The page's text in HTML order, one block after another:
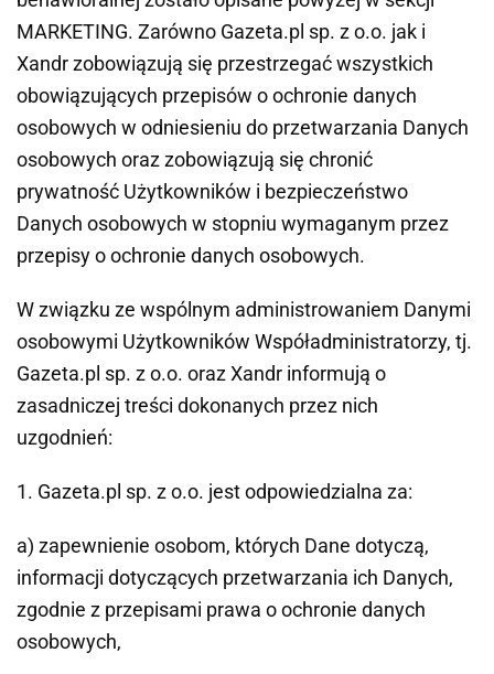
MARKETING. Zarówno Gazeta.pl sp. z o.o. jak i
Xandr zobowiązują się przestrzegać wszystkich
obowiązujących przepisów o ochronie danych
osobowych w odniesieniu do przetwarzania Danych
osobowych oraz zobowiązują się chronić
prywatność Użytkowników i bezpieczeństwo
Danych osobowych w stopniu wymaganym przez
przepisy o ochronie danych osobowych.
W związku ze wspólnym administrowaniem Danymi
osobowymi Użytkowników Współadministratorzy, tj.
Gazeta.pl sp. z o.o. oraz Xandr informują o
zasadniczej treści dokonanych przez nich
uzgodnień:
1. Gazeta.pl sp. z o.o. jest odpowiedzialna za:
a) zapewnienie osobom, których Dane dotyczą,
informacji dotyczących przetwarzania ich Danych,
zgodnie z przepisami prawa o ochronie danych
osobowych,